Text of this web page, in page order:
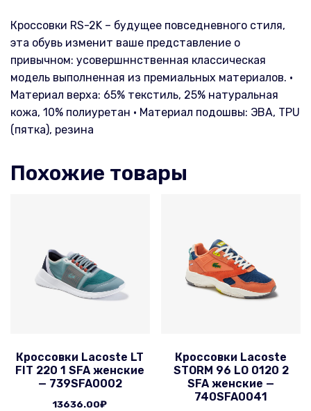
Кроссовки RS-2K – будущее повседневного стиля,
эта обувь изменит ваше представление о
привычном: усовершннственная классическая
модель выполненная из премиальных материалов. •
Материал верха: 65% текстиль, 25% натуральная
кожа, 10% полиуретан • Материал подошвы: ЭВА, TPU
(пятка), резина
Похожие товары
Кроссовки Lacoste LT
FIT 220 1 SFA женские
— 739SFA0002
13636.00₽
Кроссовки Lacoste
STORM 96 LO 0120 2
SFA женские —
740SFA0041